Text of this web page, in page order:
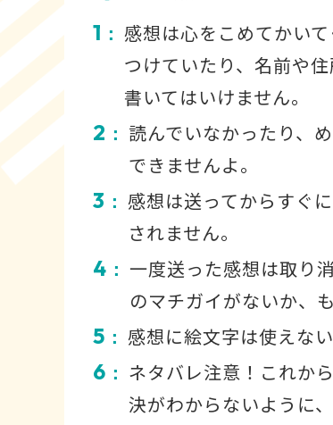
1 ： 感想は心をこめてかい
つけていたり、名前や
書いてはいけません。
2 ： 読んでいなかったり、
できませんよ。
3 ： 感想は送ってからすぐ
されません。
4 ： 一度送った感想は取り
のマチガイがないか、
5 ： 感想に絵文字は使えな
6 ： ネタバレ注意！これか
決がわからないように